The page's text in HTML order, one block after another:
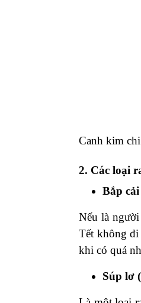
Canh kim chi
2. Các loại
Bắp cải
Nếu là
Tết không đi
khi có quá
Súp lơ